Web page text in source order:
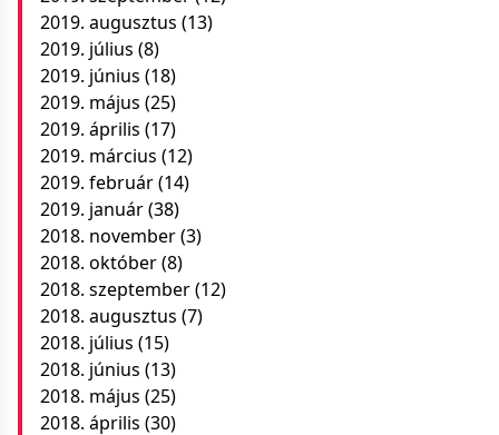
2019. augusztus (13)
2019. július (8)
2019. június (18)
2019. május (25)
2019. április (17)
2019. március (12)
2019. február(14)
2019. január(38)
2018. november(3)
2018. október(8)
2018. szeptember(12)
2018. augusztus (7)
2018. július (15)
2018. június (13)
2018. május (25)
2018. április (30)